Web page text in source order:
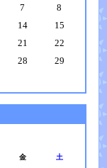
7
8
14
15
21
22
28
29
金 土